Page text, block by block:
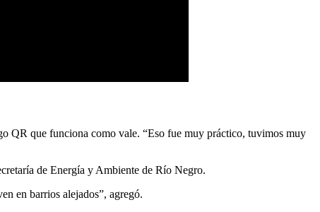
QR que funciona como vale. “Eso fue muy práctico, tuvimos muy
de Energía y Ambiente de Río Negro.
en barrios alejados”, agregó.